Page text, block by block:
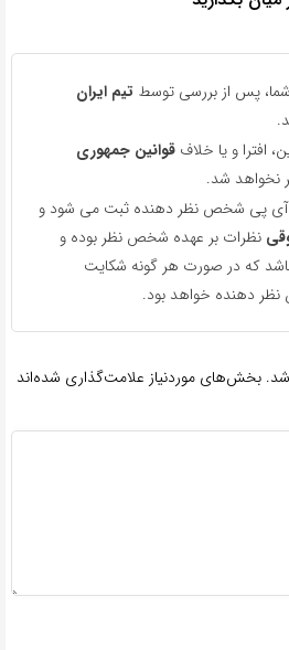
پس از بررسی توسط تیم ایران
افترا و یا خلاف قوانین جمهوری
نخواهد شد.
آی پی شخص نظر دهنده ثبت می شود و
نظرات بر عهده شخص نظر بوده و
که در صورت هر گونه شکایت
دهنده خواهد بود.
بخش‌های موردنیاز علامت‌گذاری شده‌اند